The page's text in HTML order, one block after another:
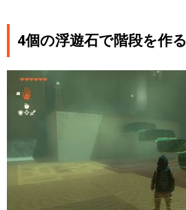
4個の浮遊石で階段を作る